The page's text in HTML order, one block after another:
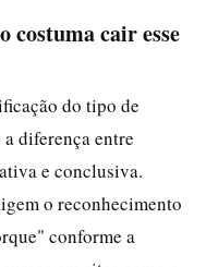
costuma cair esse
do tipo de
diferença entre
e conclusiva.
o reconhecimento
conforme a